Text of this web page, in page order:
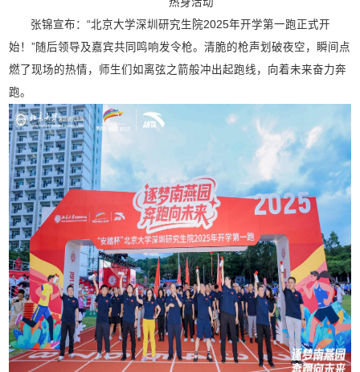
张锦宣布：“北京大学深圳研究生院2025年开学第一跑正式开
始！”随后领导及嘉宾共同鸣响发令枪。清脆的枪声划破夜空，瞬间点
燃了现场的热情，师生们如离弦之箭般冲出起跑线，向着未来奋力奔
跑。